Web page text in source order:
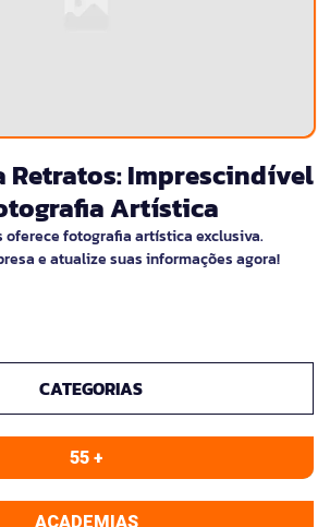
Retratos: Imprescindível
Artística
oferece fotografia artística exclusiva.
e atualize suas informações agora!
CATEGORIAS
55 +
ACADEMIAS